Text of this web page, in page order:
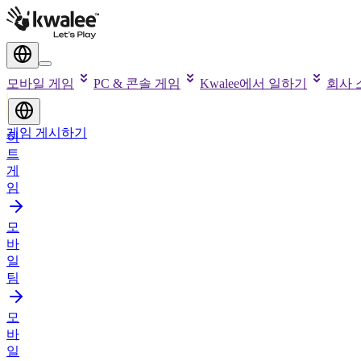
모바일 게임 PC & 콘솔 게임 Kwalee에서 일하기 회사
게임 게시하기
히
트
게
임
모
바
일
팀
모
바
일